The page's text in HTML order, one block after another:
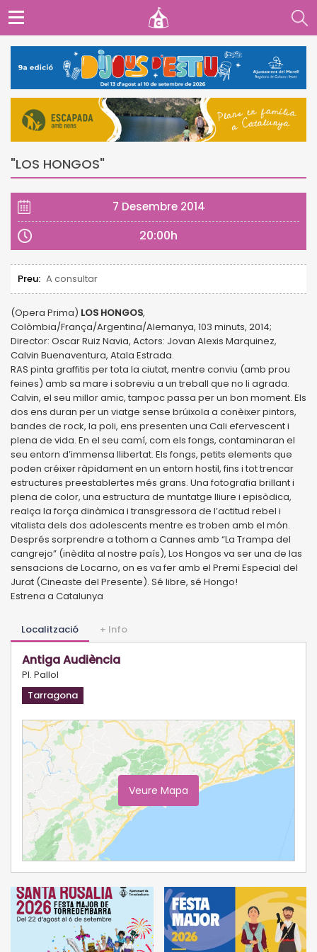
"LOS HONGOS"
7 Desembre 2014
20:00h
Preu: A consultar
(Opera Prima) LOS HONGOS,
Colòmbia/França/Argentina/Alemanya, 103 minuts, 2014;
Director: Oscar Ruiz Navia, Actors: Jovan Alexis Marquinez,
Calvin Buenaventura, Atala Estrada.
RAS pinta graffitis per tota la ciutat, mentre conviu (amb prou
feines) amb sa mare i sobreviu a un treball que no li agrada.
Calvin, el seu millor amic, tampoc passa per un bon moment. Els
dos ens duran per un viatge sense brúixola a conèixer pintors,
bandes de rock, la poli, ens presenten una Cali efervescent i
plena de vida. En el seu camí, com els fongs, contaminaran el
seu entorn d’immensa llibertat. Els fongs, petits elements que
poden créixer ràpidament en un entorn hostil, fins i tot trencar
estructures preestablertes més grans. Una fotografia brillant i
plena de color, una estructura de muntatge lliure i episòdica,
realça la força dinàmica i transgressora de l’actitud rebel i
vitalista dels dos adolescents mentre es troben amb el món.
Després sorprendre a tothom a Cannes amb “La Trampa del
cangrejo” (inèdita al nostre país), Los Hongos va ser una de las
sensacions de Locarno, on es va fer amb el Premi Especial del
Jurat (Cineaste del Presente). Sé libre, sé Hongo!
Estrena a Catalunya
Localització + Info
Antiga Audiència
Pl. Pallol
Tarragona
Veure Mapa